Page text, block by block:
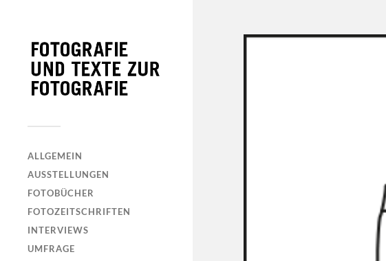
ALLGEMEIN
AUSSTELLUNGEN
FOTOBÜCHER
FOTOZEITSCHRIFTEN
INTERVIEWS
UMFRAGE